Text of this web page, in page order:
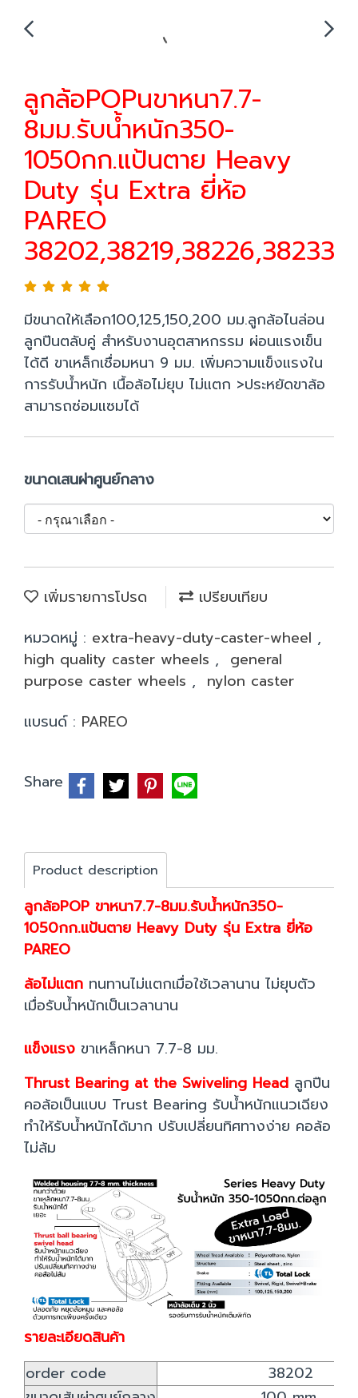
ลูกล้อPOPนขาหนา7.7-
8มม.รับน้ำหนัก350-
1050กก.แป้นตาย Heavy
Duty รุ่น Extra ยี่ห้อ
PAREO
38202,38219,38226,38233
มีขนาดให้เลือก100,125,150,200 มม.ลูกล้อไนล่อน
ลูกปืนตลับคู่ สำหรับงานอุตสาหกรรม ผ่อนแรงเข็น
ได้ดี ขาเหล็กเชื่อมหนา 9 มม. เพิ่มความแข็งแรงใน
การรับน้ำหนัก เนื้อล้อไม่ยุบ ไม่แตก >ประหยัดขาล้อ
สามารถซ่อมแซมได้
ขนาดเสนผ่าศูนย์กลาง
เพิ่มรายการโปรด
เปรียบเทียบ
หมวดหมู่ : extra-heavy-duty-caster-wheel ,
high quality caster wheels , general
purpose caster wheels , nylon caster
แบรนด์ : PAREO
Share
Product description
ลูกล้อPOP ขาหนา7.7-8มม.รับน้ำหนัก350-
1050กก.แป้นตาย Heavy Duty รุ่น Extra ยี่ห้อ
PAREO
ล้อไม่แตก ทนทานไม่แตกเมื่อใช้เวลานาน ไม่ยุบตัว
เมื่อรับน้ำหนักเป็นเวลานาน
แข็งแรง ขาเหล็กหนา 7.7-8 มม.
Thrust Bearing at the Swiveling Head ลูกปืน
คอล้อเป็นแบบ Trust Bearing รับน้ำหนักแนวเฉียง
ทำให้รับน้ำหนักได้มาก ปรับเปลี่ยนทิศทางง่าย คอล้อ
ไม่ล้ม
รายละเอียดสินค้า
order code
38202